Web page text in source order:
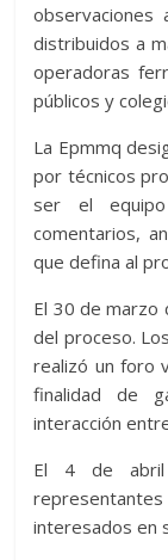
distribuidos a
operadoras
públicos y
La Epmmq
por técnicos
ser el
comentarios,
que defina al
El 30 de marzo
del proceso.
realizó un foro
finalidad de
interacción
El 4 de abril
interesados en